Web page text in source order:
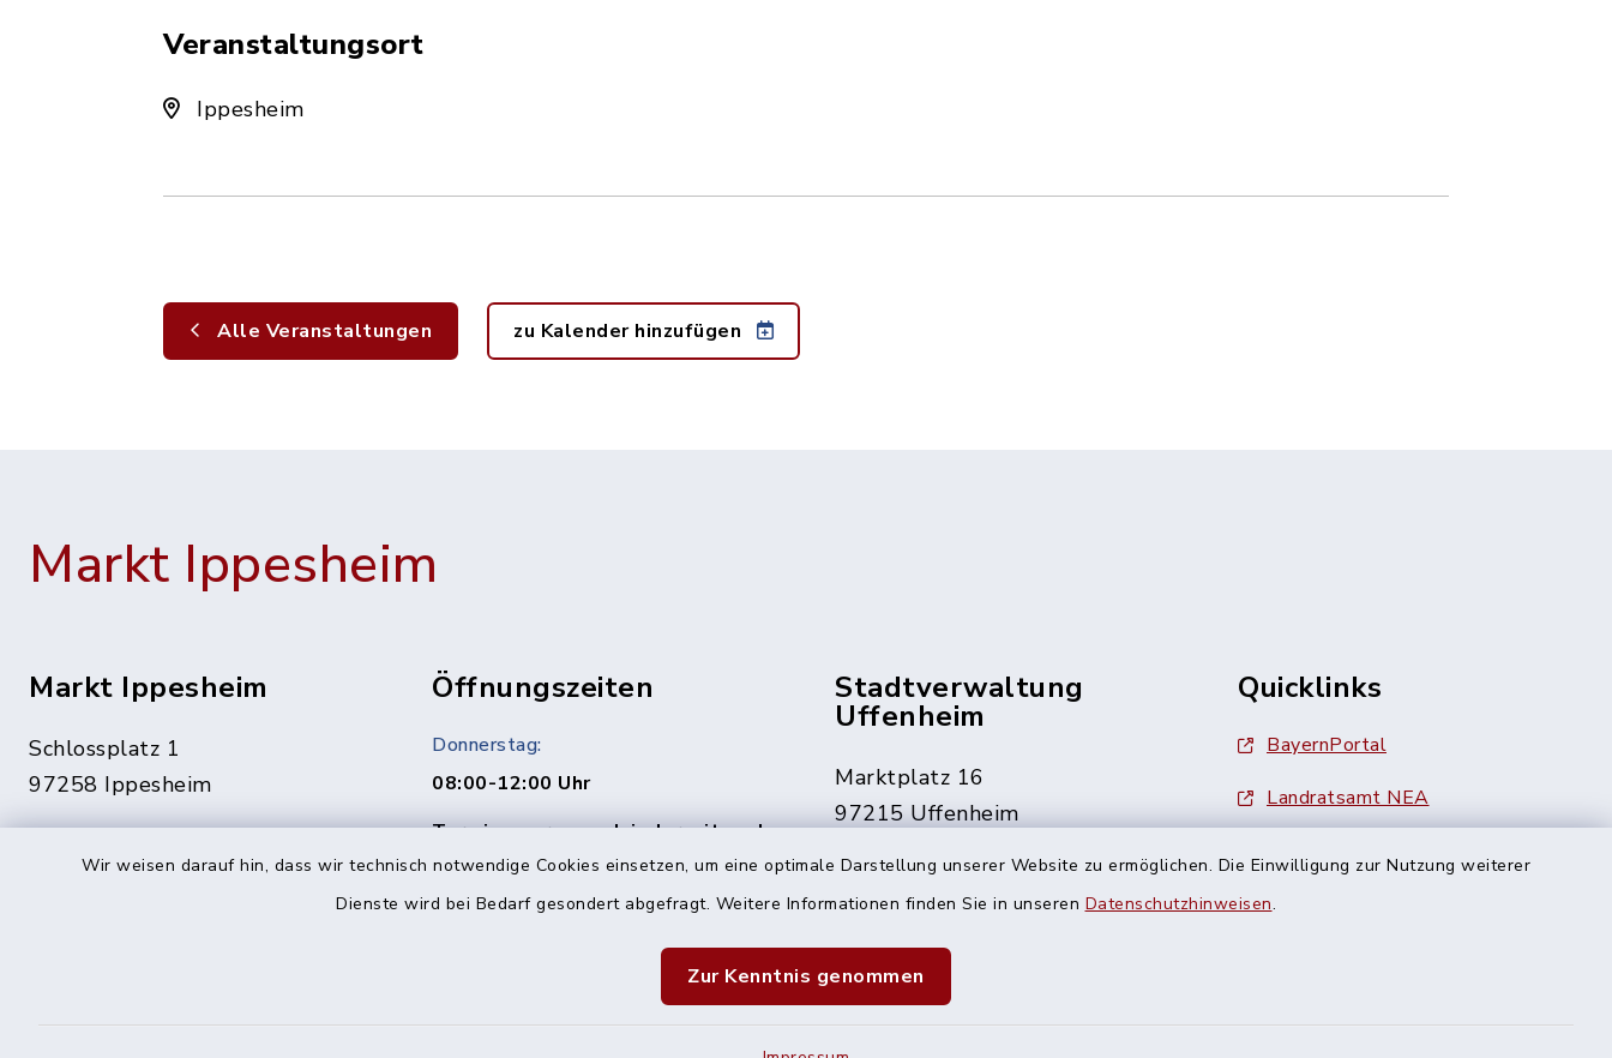
Wir weisen darauf hin, dass wir technisch notwendige Cookies einsetzen, um eine optimale Darstellung unserer Website zu ermöglichen. Die Einwilligung zur Nutzung weiterer
Dienste wird bei Bedarf gesondert abgefragt. Weitere Informationen finden Sie in unseren Datenschutzhinweisen.
Zur Kenntnis genommen
Veranstaltungsort
Ippesheim
Alle Veranstaltungen zu Kalender hinzufügen
Markt Ippesheim
Markt Ippesheim
Schlossplatz 1
97258 Ippesheim
09339 1444
09339 1561
Öffnungszeiten
Donnerstag:
08:00-12:00 Uhr
Termine gerne auch jederzeit nach
Vereinbarung.
In dringenden Fällen erreichbar
Stadtverwaltung
Uffenheim
Marktplatz 16
97215 Uffenheim
09842 207-0
09842 207-32
info@uffenheim.de
Quicklinks
BayernPortal
Landratsamt NEA